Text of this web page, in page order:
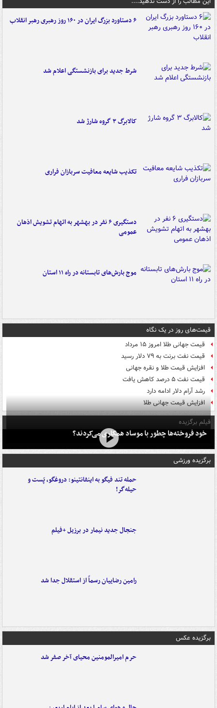
۶ دستاورد بزرگ ایران در ۱۶۰ روز رهبری رهبر انقلاب
شرط جدید برای بازنشستگی اعلام شد
کالابرگ ۳ گروه شارژ شد
تکذیب شایعه معافیت سربازان فراری
دستگیری ۶ نفر در بهشهر به اتهام تشویش اذهان
عمومی
موج بارش‌های تابستانه در راه ۱۱ استان
قیمت‌های روز در یک نگاه
قیمت جهانی طلا امروز ۱۵ مرداد
قیمت نفت برنت به ۷۹ دلار رسید
افزایش قیمت طلا و نقره جهانی
قیمت نفت ۵ درصد کاهش یافت
رشد آرام دلار ادامه دارد
افزایش قیمت جهانی طلا
فیلم برگزیده
خود فروخته‌ها چطور با موساد همکاری می‌کردند؟
برگزیده ورزشی
حمله تند فیگو به اینفانتینو: دروغگو، پَست‌ و
حیله‌گر!
جنجال جدید نیمار در برزیل +فیلم
رامین رضاییان رسماً از استقلال جدا شد
برگزیده عکس
حرم امیرالمومنین محیای آخر صفر شد